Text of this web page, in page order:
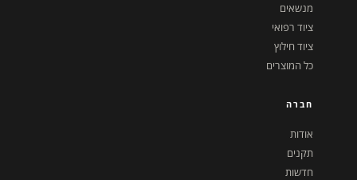
מנשאים
ציוד רפואי
ציוד חילוץ
כל המוצרים
חברה
אודות
תקנים
חדשות